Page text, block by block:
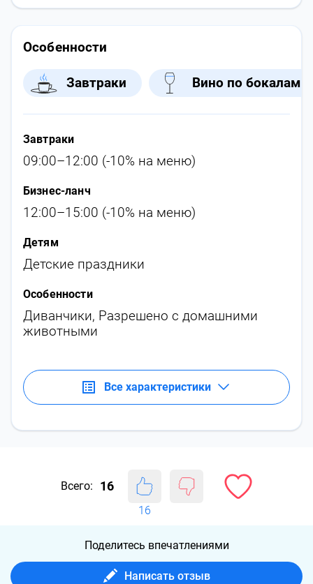
Особенности
Завтраки Вино по бокалам
Завтраки
09:00–12:00 (-10% на меню)
Бизнес-ланч
12:00–15:00 (-10% на меню)
Детям
Детские праздники
Особенности
Диванчики, Разрешено с домашними
животными
Все характеристики
Всего: 16
16
Поделитесь впечатлениями
Написать отзыв